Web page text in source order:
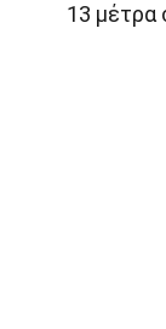
13 μέτρα